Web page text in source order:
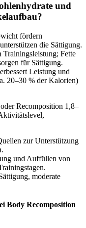
und
fördern
die Sättigung.
Fette
für Sättigung.
Leistung und
20–30 % der Kalorien)
Recomposition 1,8–
zur Unterstützung
und Auffüllen von
moderate
Body Recomposition